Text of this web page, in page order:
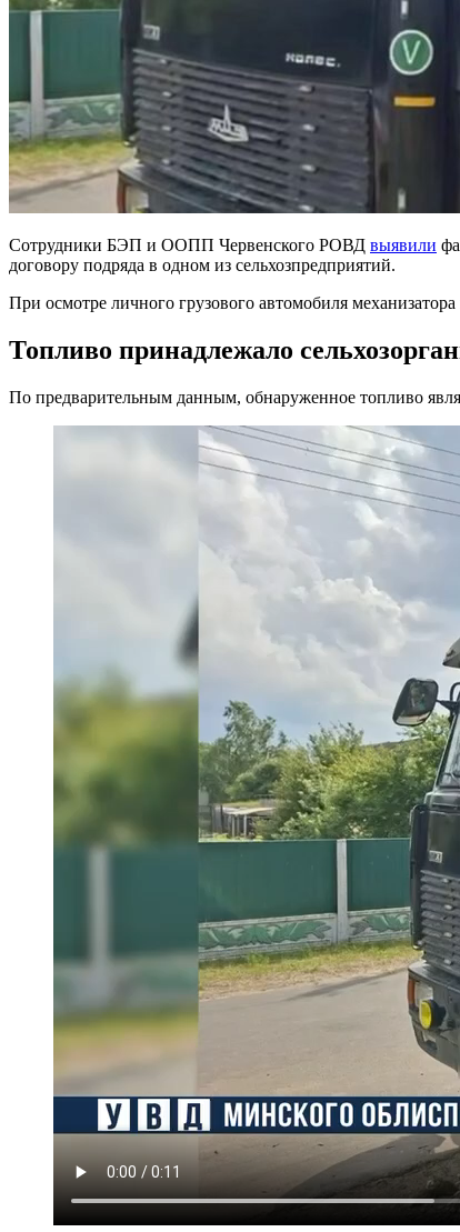
Сотрудники БЭП и ООПП Червенского РОВД выявили
договору подряда в одном из сельхозпредприятий.
При осмотре личного грузового автомобиля
Топливо принадлежало
По предварительным данным, обнаруженное топливо